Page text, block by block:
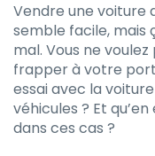
Vendre une voiture
semble facile, mais
mal. Vous ne
frapper à votre
essai avec la
véhicules ? Et
dans ces cas ?